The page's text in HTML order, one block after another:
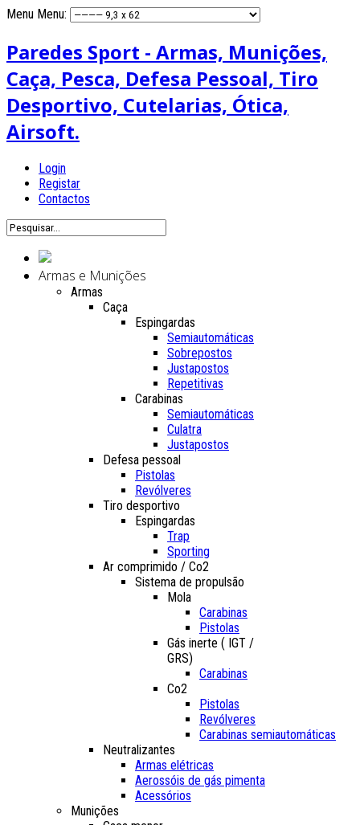
Menu Menu:
Paredes Sport - Armas, Munições,
Caça, Pesca, Defesa Pessoal, Tiro
Desportivo, Cutelarias, Ótica,
Airsoft.
Login
Registar
Contactos
Armas e Munições
Armas
Caça
Espingardas
Semiautomáticas
Sobrepostos
Justapostos
Repetitivas
Carabinas
Semiautomáticas
Culatra
Justapostos
Defesa pessoal
Pistolas
Revólveres
Tiro desportivo
Espingardas
Trap
Sporting
Ar comprimido / Co2
Sistema de propulsão
Mola
Carabinas
Pistolas
Gás inerte ( IGT /
GRS)
Carabinas
Co2
Pistolas
Revólveres
Carabinas semiautomáticas
Neutralizantes
Armas elétricas
Aerossóis de gás pimenta
Acessórios
Munições